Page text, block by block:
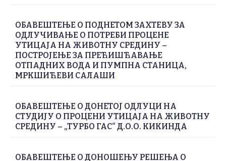
ОБАВЕШТЕЊЕ О ПОДНЕТОМ ЗАХТЕВУ ЗА
ОДЛУЧИВАЊЕ О ПОТРЕБИ ПРОЦЕНЕ
УТИЦАЈА НА ЖИВОТНУ СРЕДИНУ –
ПОСТРОЈЕЊЕ ЗА ПРЕЋИШЋАВАЊЕ
ОТПАДНИХ ВОДА И ПУМПНА СТАНИЦА,
МРКШИЋЕВИ САЛАШИ
ОБАВЕШТЕЊЕ О ДОНЕТОЈ ОДЛУЦИ НА
СТУДИЈУ О ПРОЦЕНИ УТИЦАЈА НА ЖИВОТНУ
СРЕДИНУ – „ТУРБО ГАС“ Д.О.О. КИКИНДА
ОБАВЕШТЕЊЕ О ДОНОШЕЊУ РЕШЕЊА О